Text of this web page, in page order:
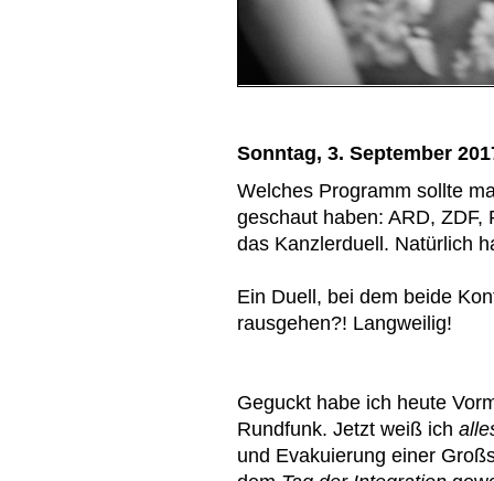
Sonntag, 3. September
Welches Programm sollte
geschaut haben: ARD, ZDF,
das Kanzlerduell. Natürlich
Ein Duell, bei dem beide
rausgehen?! Langweilig!
Geguckt habe ich heute
Rundfunk. Jetzt weiß ich
und Evakuierung einer